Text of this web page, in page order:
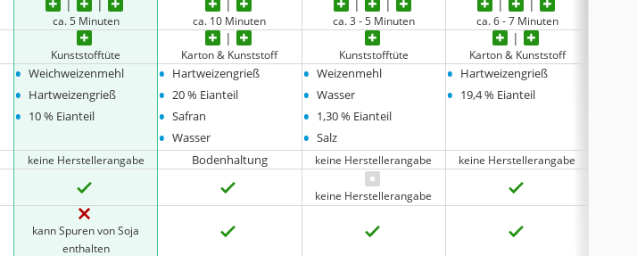
ca. 5 Minuten ca. 10 Minuten ca. 3 - 5 Minuten ca. 6 - 7 Minuten
Kunststofftüte Karton & Kunststoff Kunststofftüte Karton & Kunststoff
• Weichweizenmehl
• Hartweizengrieß
• 10 % Eianteil
• Hartweizengrieß
• 20 % Eianteil
• Safran
• Wasser
• Weizenmehl
• Wasser
• 1,30 % Eianteil
• Salz
• Hartweizengrieß
• 19,4 % Eianteil
keine Herstellerangabe Bodenhaltung keine Herstellerangabe keine Herstellerangabe
keine Herstellerangabe
kann Spuren von Soja
enthalten